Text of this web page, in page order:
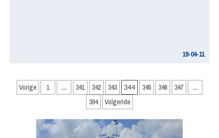
19-04-11
Berichten
Vorige 1 … 341 342 343 344 345 346 347 …
394 Volgende